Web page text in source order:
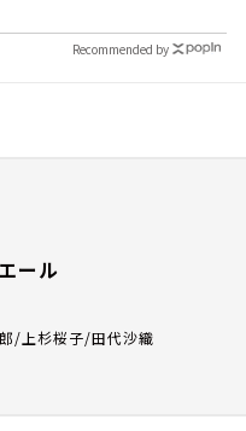
Recommended by
ール
/上杉桜子/田代沙織